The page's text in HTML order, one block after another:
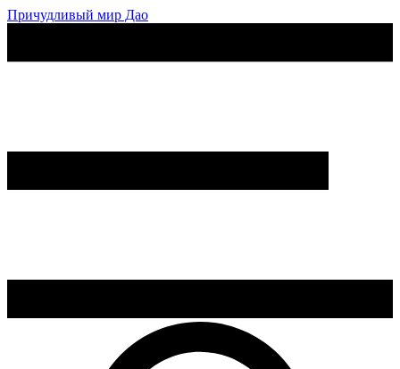
Причудливый мир Дао